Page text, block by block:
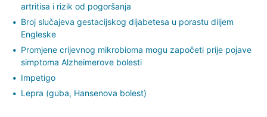
artritisa i rizik od pogoršanja
Broj slučajeva gestacijskog dijabetesa u porastu diljem
Engleske
Promjene crijevnog mikrobioma mogu započeti prije pojave
simptoma Alzheimerove bolesti
Impetigo
Lepra (guba, Hansenova bolest)